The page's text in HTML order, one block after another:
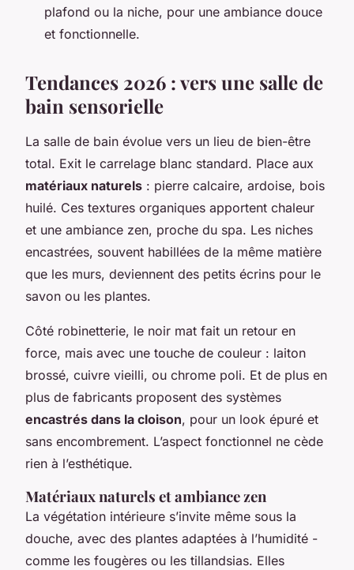
plafond ou la niche, pour une ambiance douce
et fonctionnelle.
Tendances 2026 : vers une salle de
bain sensorielle
La salle de bain évolue vers un lieu de bien-être
total. Exit le carrelage blanc standard. Place aux
matériaux naturels : pierre calcaire, ardoise, bois
huilé. Ces textures organiques apportent chaleur
et une ambiance zen, proche du spa. Les niches
encastrées, souvent habillées de la même matière
que les murs, deviennent des petits écrins pour le
savon ou les plantes.
Côté robinetterie, le noir mat fait un retour en
force, mais avec une touche de couleur : laiton
brossé, cuivre vieilli, ou chrome poli. Et de plus en
plus de fabricants proposent des systèmes
encastrés dans la cloison, pour un look épuré et
sans encombrement. L’aspect fonctionnel ne cède
rien à l’esthétique.
Matériaux naturels et ambiance zen
La végétation intérieure s’invite même sous la
douche, avec des plantes adaptées à l’humidité -
comme les fougères ou les tillandsias. Elles